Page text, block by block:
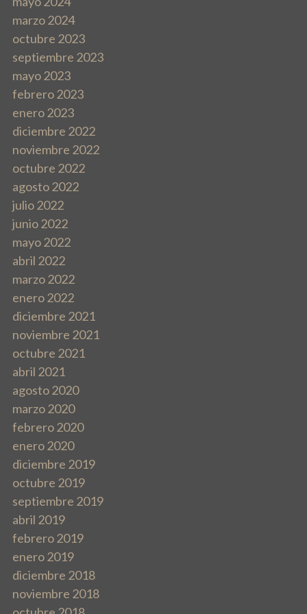
n
a
d
a
s
marzo 2024
octubre 2023
septiembre 2023
mayo 2023
febrero 2023
enero 2023
diciembre 2022
noviembre 2022
octubre 2022
agosto 2022
julio 2022
junio 2022
mayo 2022
abril 2022
marzo 2022
enero 2022
diciembre 2021
noviembre 2021
octubre 2021
abril 2021
agosto 2020
marzo 2020
febrero 2020
enero 2020
diciembre 2019
octubre 2019
septiembre 2019
abril 2019
febrero 2019
enero 2019
diciembre 2018
noviembre 2018